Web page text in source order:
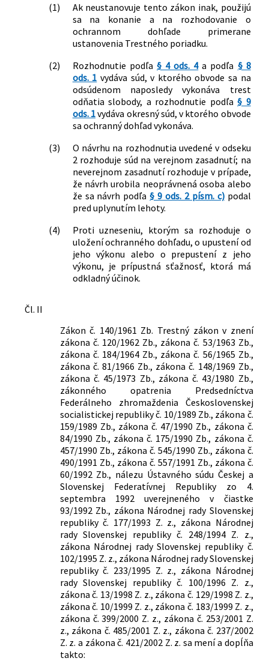
(1)
Ak neustanovuje tento zákon inak, použijú
sa na konanie a na rozhodovanie o
ochrannom dohľade primerane
ustanovenia Trestného poriadku.
(2)
Rozhodnutie podľa § 4 ods. 4a podľa § 8
ods. 1 vydáva súd, v ktorého obvode sa na
odsúdenom naposledy vykonáva trest
odňatia slobody, a rozhodnutie podľa§ 9
ods. 1vydáva okresný súd, v ktorého obvode
sa ochranný dohľad vykonáva.
(3)
O návrhu na rozhodnutia uvedené v odseku
2 rozhoduje súd na verejnom zasadnutí; na
neverejnom zasadnutí rozhoduje v prípade,
že návrh urobila neoprávnená osoba alebo
že sa návrh podľa§ 9 ods. 2 písm. c)podal
pred uplynutím lehoty.
(4)
Proti uzneseniu, ktorým sa rozhoduje o
uložení ochranného dohľadu, o upustení od
jeho výkonu alebo o prepustení z jeho
výkonu, je prípustná sťažnosť, ktorá má
odkladný účinok.
Čl. II
Zákon č. 140/1961 Zb. Trestný zákon v znení
zákona č. 120/1962 Zb., zákona č. 53/1963 Zb.,
zákona č. 184/1964 Zb., zákona č. 56/1965 Zb.,
zákona č. 81/1966 Zb., zákona č. 148/1969 Zb.,
zákona č. 45/1973 Zb., zákona č. 43/1980 Zb.,
zákonného opatrenia Predsedníctva
Federálneho zhromaždenia Československej
socialistickej republiky č. 10/1989 Zb., zákona č.
159/1989 Zb., zákona č. 47/1990 Zb., zákona č.
84/1990 Zb., zákona č. 175/1990 Zb., zákona č.
457/1990 Zb., zákona č. 545/1990 Zb., zákona č.
490/1991 Zb., zákona č. 557/1991 Zb., zákona č.
60/1992 Zb., nálezu Ústavného súdu Českej a
Slovenskej Federatívnej Republiky zo 4.
septembra 1992 uverejneného v čiastke
93/1992 Zb., zákona Národnej rady Slovenskej
republiky č. 177/1993 Z. z., zákona Národnej
rady Slovenskej republiky č. 248/1994 Z. z.,
zákona Národnej rady Slovenskej republiky č.
102/1995 Z. z., zákona Národnej rady Slovenskej
republiky č. 233/1995 Z. z., zákona Národnej
rady Slovenskej republiky č. 100/1996 Z. z.,
zákona č. 13/1998 Z. z., zákona č. 129/1998 Z. z.,
zákona č. 10/1999 Z. z., zákona č. 183/1999 Z. z.,
zákona č. 399/2000 Z. z., zákona č. 253/2001 Z.
z., zákona č. 485/2001 Z. z., zákona č. 237/2002
Z. z. a zákona č. 421/2002 Z. z. sa mení a dopĺňa
takto: